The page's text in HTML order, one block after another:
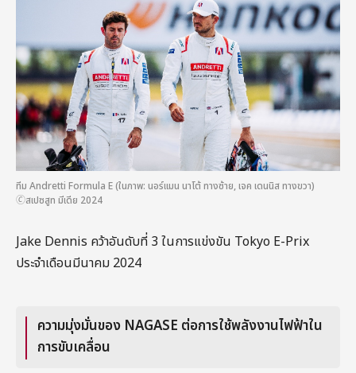
ทีม Andretti Formula E (ในภาพ: นอร์แมน นาโต้ ทางซ้าย, เจค เดนนิส ทางขวา)
🄫สเปซสูท มีเดีย 2024
Jake Dennis คว้าอันดับที่ 3 ในการแข่งขัน Tokyo E-Prix
ประจำเดือนมีนาคม 2024
ความมุ่งมั่นของ NAGASE ต่อการใช้พลังงานไฟฟ้าใน
การขับเคลื่อน